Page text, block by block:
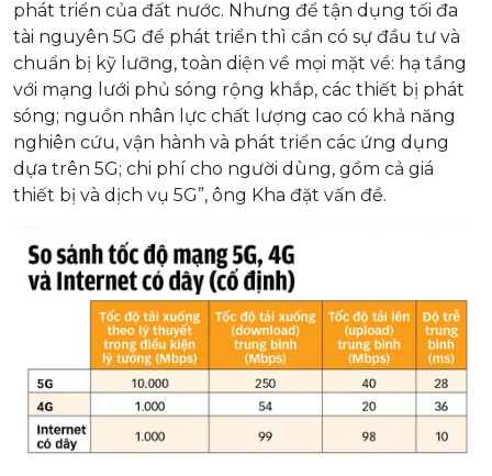
phát triển của đất nước. Nhưng để tận dụng tối đa
tài nguyên 5G để phát triển thì cần có sự đầu tư và
chuẩn bị kỹ lưỡng, toàn diện về mọi mặt về: hạ tầng
với mạng lưới phủ sóng rộng khắp, các thiết bị phát
sóng; nguồn nhân lực chất lượng cao có khả năng
nghiên cứu, vận hành và phát triển các ứng dụng
dựa trên 5G; chi phí cho người dùng, gồm cả giá
thiết bị và dịch vụ 5G”, ông Kha đặt vấn đề.